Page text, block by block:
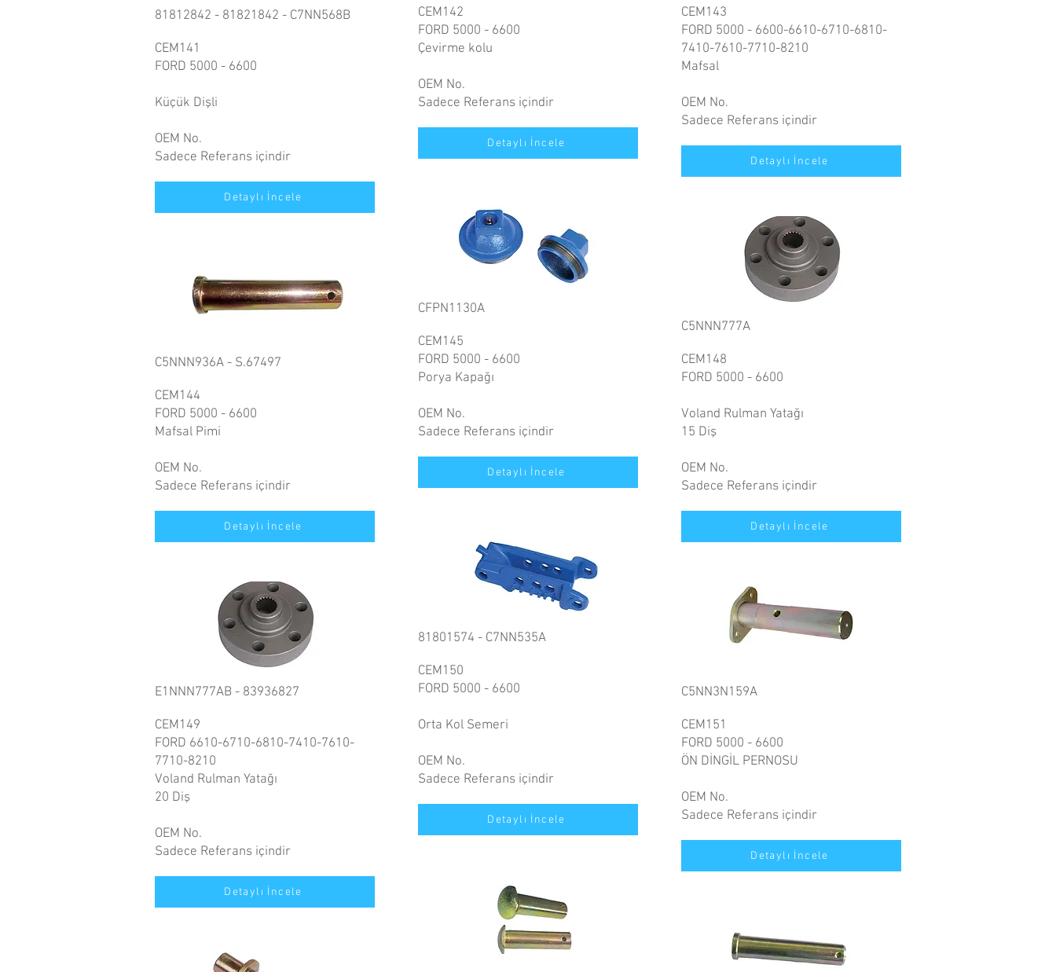
81812842 - 81821842 - C7NN568B
CEM141
FORD 5000 - 6600
Küçük Dişli
OEM No.
Sadece Referans içindir
Detaylı İncele
C5NNN936A - S.67497
CEM144
FORD 5000 - 6600
Mafsal Pimi
OEM No.
Sadece Referans içindir
Detaylı İncele
E1NNN777AB - 83936827
CEM149
FORD 6610-6710-6810-7410-7610-
7710-8210
Voland Rulman Yatağı
20 Diş
OEM No.
Sadece Referans içindir
Detaylı İncele
CEM142
FORD 5000 - 6600
Çevirme kolu
OEM No.
Sadece Referans içindir
Detaylı İncele
CFPN1130A
CEM145
FORD 5000 - 6600
Porya Kapağı
OEM No.
Sadece Referans içindir
Detaylı İncele
81801574 - C7NN535A
CEM150
FORD 5000 - 6600
Orta Kol Semeri
OEM No.
Sadece Referans içindir
Detaylı İncele
CEM143
FORD 5000 - 6600-6610-6710-6810-
7410-7610-7710-8210
Mafsal
OEM No.
Sadece Referans içindir
Detaylı İncele
C5NNN777A
CEM148
FORD 5000 - 6600
Voland Rulman Yatağı
15 Diş
OEM No.
Sadece Referans içindir
Detaylı İncele
C5NN3N159A
CEM151
FORD 5000 - 6600
ÖN DİNGİL PERNOSU
OEM No.
Sadece Referans içindir
Detaylı İncele